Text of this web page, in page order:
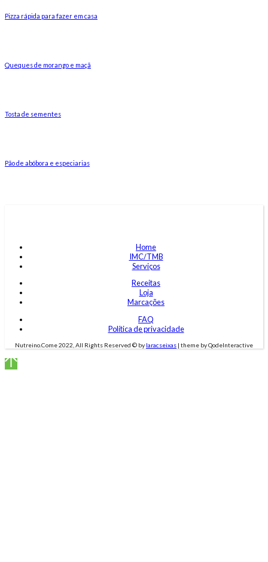
Pizza rápida para fazer em casa
Queques de morango e maçã
Tosta de sementes
Pão de abóbora e especiarias
Home
IMC/TMB
Serviços
Receitas
Loja
Marcações
FAQ
Política de privacidade
Nutreino.Come 2022, All Rights Reserved © by laracseixas | theme by QodeInteractive